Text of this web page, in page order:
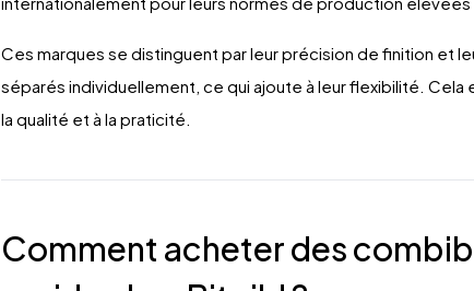
Ces marques se distinguent par leur précision de finition et
séparés individuellement, ce qui ajoute à leur flexibilité.
la qualité et à la praticité.
Comment acheter des